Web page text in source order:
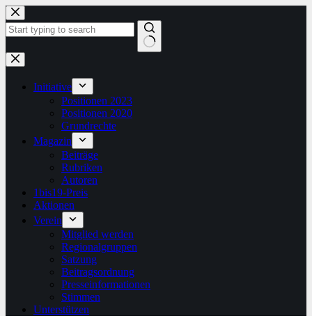
Zum
Inhalt
springen
Keine
Ergebnisse
Initiative
Positionen 2023
Positionen 2020
Grundrechte
Magazin
Beiträge
Rubriken
Autoren
1bis19-Preis
Aktionen
Verein
Mitglied werden
Regionalgruppen
Satzung
Beitragsordnung
Presseinformationen
Stimmen
Unterstützen